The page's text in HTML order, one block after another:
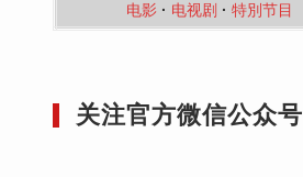
电影 · 电视剧 · 特別节目
关注官方微信公众号